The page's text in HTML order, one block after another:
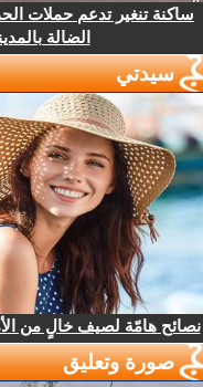
ساكنة تنغير تدعم حملات
الضالة بالمدينة
سيدتي
نصائح هامّة لصيف خالٍ من
صورة وتعليق